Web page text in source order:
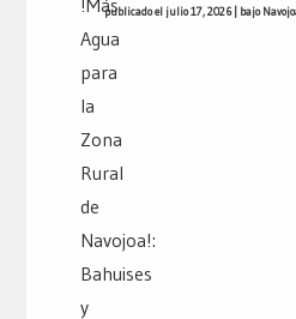
publicado el julio 17, 2026| bajo